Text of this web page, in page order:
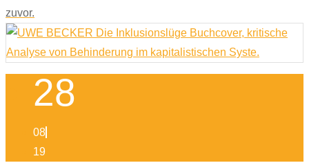
zuvor.
28
08
19